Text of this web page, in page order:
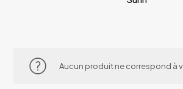
Aucun produit ne correspond à